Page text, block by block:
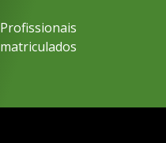
Profissionais
matriculados